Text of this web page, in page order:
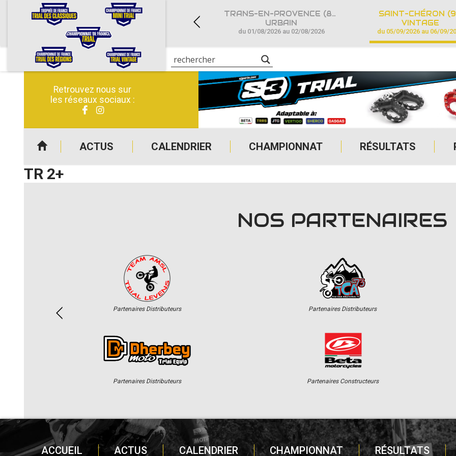
Retrouvez nous sur
les réseaux sociaux :
ACTUS CALENDRIER CHAMPIONNAT RÉSULTATS
(04)
CLASSIQUES
du 11/07/2026 au 14/07/2026
TRANS-EN-PROVENCE (83)
URBAIN
du 01/08/2026 au 02/08/2026
SAINT-CHÉRON
VINTAGE
du 05/09/2026 au 06/09/
TR 2+
NOS PARTENAIRES
Partenaires Distributeurs
Partenaires Distributeurs
Partenaires Distributeurs
Partenaires Constructeurs
ACCUEIL ACTUS CALENDRIER CHAMPIONNAT RÉSULTATS